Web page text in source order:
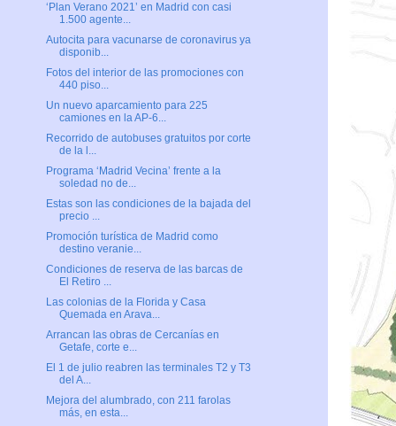
‘Plan Verano 2021’ en Madrid con casi
1.500 agente...
Autocita para vacunarse de coronavirus ya
disponib...
Fotos del interior de las promociones con
440 piso...
Un nuevo aparcamiento para 225
camiones en la AP-6...
Recorrido de autobuses gratuitos por corte
de la l...
Programa ‘Madrid Vecina’ frente a la
soledad no de...
Estas son las condiciones de la bajada del
precio ...
Promoción turística de Madrid como
destino veranie...
Condiciones de reserva de las barcas de
El Retiro ...
Las colonias de la Florida y Casa
Quemada en Arava...
Arrancan las obras de Cercanías en
Getafe, corte e...
El 1 de julio reabren las terminales T2 y T3
del A...
Mejora del alumbrado, con 211 farolas
más, en esta...